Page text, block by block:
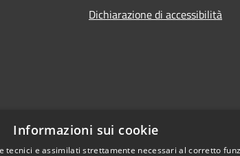
Dichiarazione di accessibilità
Informazioni sui cookie
tecnici e assimilati strettamente necessari al corretto